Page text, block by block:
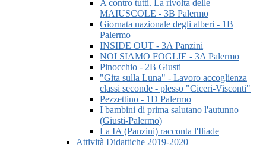
A contro tutti. La rivolta delle
MAIUSCOLE - 3B Palermo
Giornata nazionale degli alberi - 1B
Palermo
INSIDE OUT - 3A Panzini
NOI SIAMO FOGLIE - 3A Palermo
Pinocchio - 2B Giusti
"Gita sulla Luna" - Lavoro accoglienza
classi seconde - plesso "Ciceri-Visconti"
Pezzettino - 1D Palermo
I bambini di prima salutano l'autunno
(Giusti-Palermo)
La IA (Panzini) racconta l'Iliade
Attività Didattiche 2019-2020